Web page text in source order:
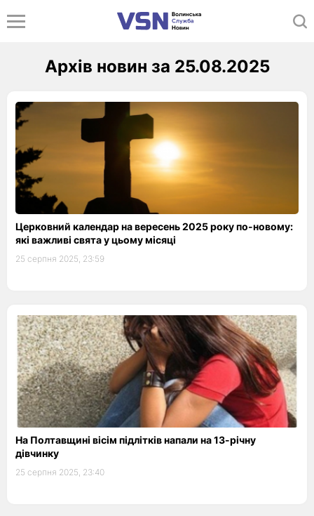
Архів новин за 25.08.2025
Церковний календар на вересень 2025 року по-новому:
які важливі свята у цьому місяці
25 серпня 2025, 23:59
На Полтавщині вісім підлітків напали на 13-річну
дівчинку
25 серпня 2025, 23:40